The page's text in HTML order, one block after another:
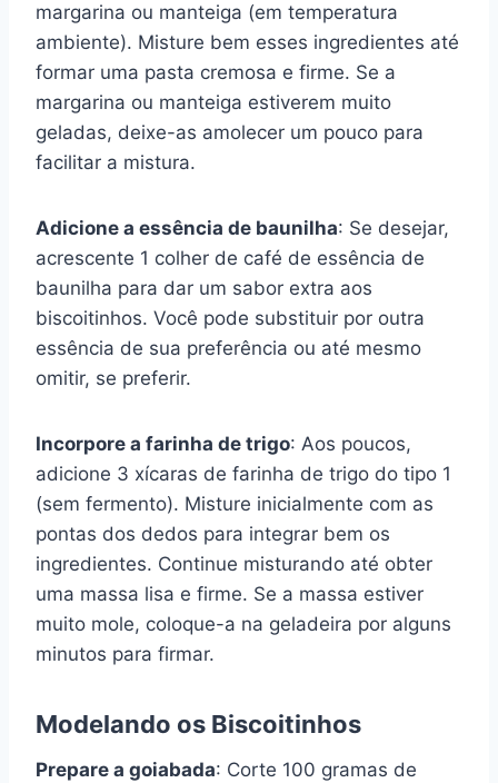
margarina ou manteiga (em temperatura
ambiente). Misture bem esses ingredientes até
formar uma pasta cremosa e firme. Se a
margarina ou manteiga estiverem muito
geladas, deixe-as amolecer um pouco para
facilitar a mistura.
Adicione a essência de baunilha: Se desejar,
acrescente 1 colher de café de essência de
baunilha para dar um sabor extra aos
biscoitinhos. Você pode substituir por outra
essência de sua preferência ou até mesmo
omitir, se preferir.
Incorpore a farinha de trigo: Aos poucos,
adicione 3 xícaras de farinha de trigo do tipo 1
(sem fermento). Misture inicialmente com as
pontas dos dedos para integrar bem os
ingredientes. Continue misturando até obter
uma massa lisa e firme. Se a massa estiver
muito mole, coloque-a na geladeira por alguns
minutos para firmar.
Modelando os Biscoitinhos
Prepare a goiabada: Corte 100 gramas de